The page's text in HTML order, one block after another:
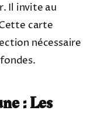
Il invite au
carte
nécessaire
: Les